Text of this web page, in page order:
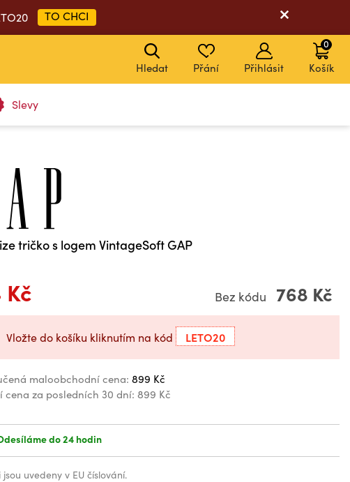
TO CHCI
Slevy
Hledat Přání Přihlásit Košík
0
tričko s logem VintageSoft GAP
Kč Bez kódu 768 Kč
Vložte do košíku kliknutím na kód LETO20
maloobchodní cena: 899 Kč
cena za posledních 30 dní: 899 Kč
do 24 hodin
jsou uvedeny v EU číslování.